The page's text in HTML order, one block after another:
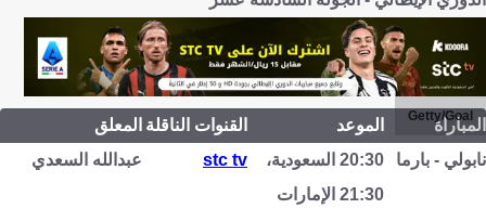
Getty/Goal
المباراة الموعد القنوات الناقلة المعلق
نابولي - بارما
20:30 السعودية،
21:30 الإمارات
stc tv عبدالله السعدي